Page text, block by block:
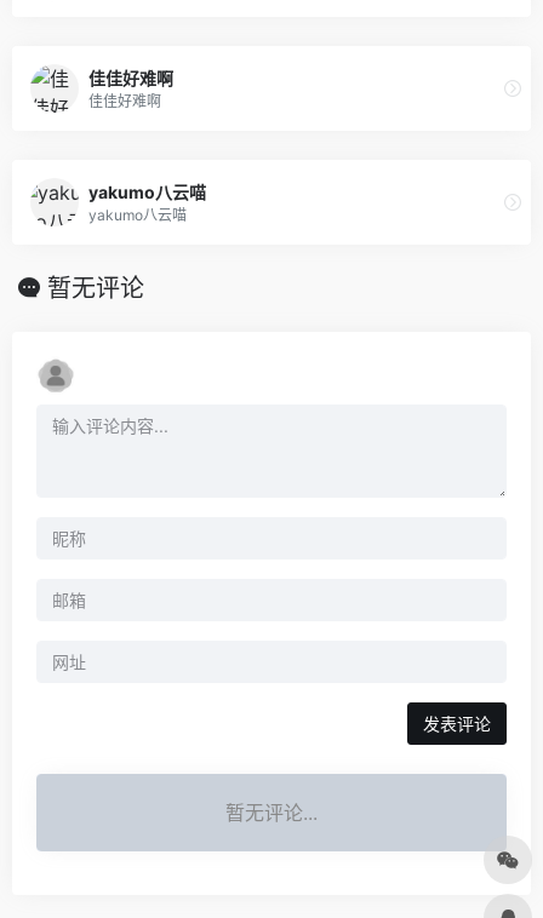
佳佳好难啊
佳佳好难啊
yakumo八云喵
yakumo八云喵
暂无评论
发表评论
暂无评论...